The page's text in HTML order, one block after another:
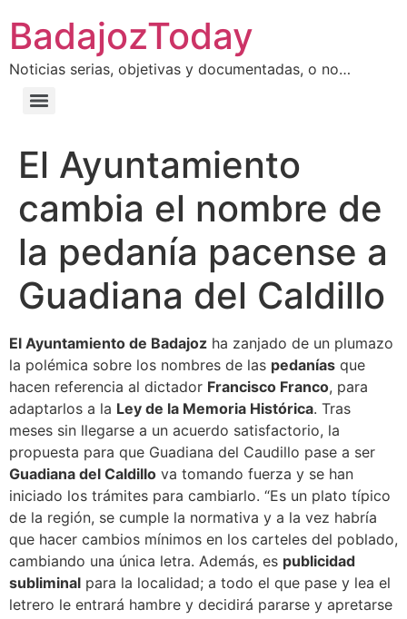
BadajozToday
Noticias serias, objetivas y documentadas, o no…
El Ayuntamiento
cambia el nombre de
la pedanía pacense a
Guadiana del Caldillo
El Ayuntamiento de Badajoz ha zanjado de un plumazo
la polémica sobre los nombres de las pedanías que
hacen referencia al dictador Francisco Franco, para
adaptarlos a la Ley de la Memoria Histórica. Tras
meses sin llegarse a un acuerdo satisfactorio, la
propuesta para que Guadiana del Caudillo pase a ser
Guadiana del Caldillo va tomando fuerza y se han
iniciado los trámites para cambiarlo. “Es un plato típico
de la región, se cumple la normativa y a la vez habría
que hacer cambios mínimos en los carteles del poblado,
cambiando una única letra. Además, es publicidad
subliminal para la localidad; a todo el que pase y lea el
letrero le entrará hambre y decidirá pararse y apretarse